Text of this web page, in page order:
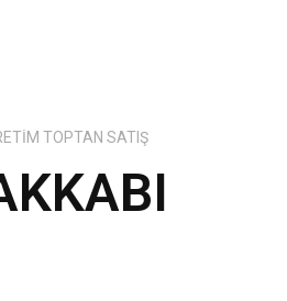
TOPTAN SATIŞ